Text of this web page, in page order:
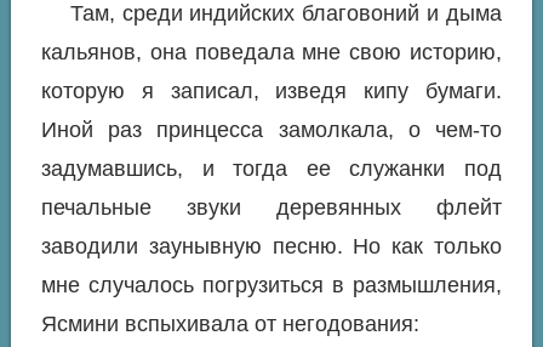
Там, среди индийских благовоний и дыма
кальянов, она поведала мне свою историю,
которую я записал, изведя кипу бумаги.
Иной раз принцесса замолкала, о чем-то
задумавшись, и тогда ее служанки под
печальные звуки деревянных флейт
заводили заунывную песню. Но как только
мне случалось погрузиться в размышления,
Ясмини вспыхивала от негодования: